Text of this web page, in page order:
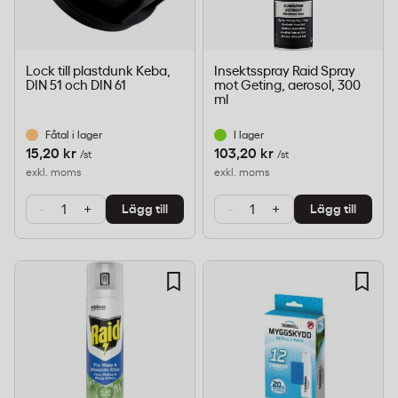
Lock till plastdunk Keba,
DIN 51 och DIN 61
Fåtal i lager
15,20 kr /st
exkl. moms
- + Lägg till
Insektsspray Raid Spray
mot Geting, aerosol, 300
ml
I lager
103,20 kr /st
exkl. moms
- + Lägg till